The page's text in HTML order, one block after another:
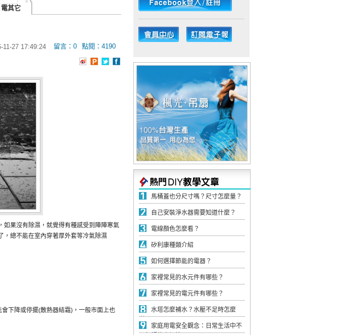
電其它
11-27 17:49:24 留言：0 點閱：4190
如果沒有除濕，就覺得有種感受到陣陣寒氣
，總不能在室內穿著厚外套等冷氣除濕
下降或停擺(散熱器結霜)，一般市面上也
馬桶蓋也分尺寸嗎？尺寸怎麼量？
自己安裝淨水器需要知道什麼？
電線顏色怎麼看？
矽利康種類介紹
如何選擇節能的電器？
家裡常見的水元件有哪些？
家裡常見的電元件有哪些？
水塔怎麼補水？水壓不足時怎麼
家庭用電安全觀念：日常生活中不